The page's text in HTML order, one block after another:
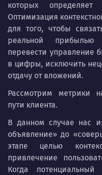
которых определяет
Оптимизация
для того, чтобы
реальной прибылью
перевести управление
в цифры, исключить
отдачу от вложений.
Рассмотрим метрики
пути клиента.
В данном случае нас
объявление» до
этапе целью
привлечение
Когда